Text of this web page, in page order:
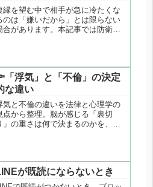
縁を望む中で相手が急に冷たくな
のは「嫌いだから」とは限らない
合があります。本記事では防衛機
します。
「浮気」と「不倫」の決定
な違い
気と不倫の違いを法律と心理学の
点から整理。脳が感じる「裏切
」の重さは何で決まるのかを、専
が既読にならないとき